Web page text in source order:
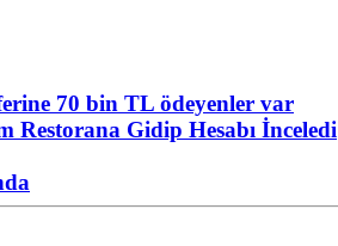
70 bin TL ödeyenler var
Restorana Gidip Hesabı İnceledi